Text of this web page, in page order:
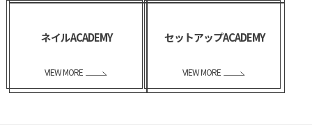
ネイルACADEMY
VIEW MORE
セットアップACADEMY
VIEW MORE